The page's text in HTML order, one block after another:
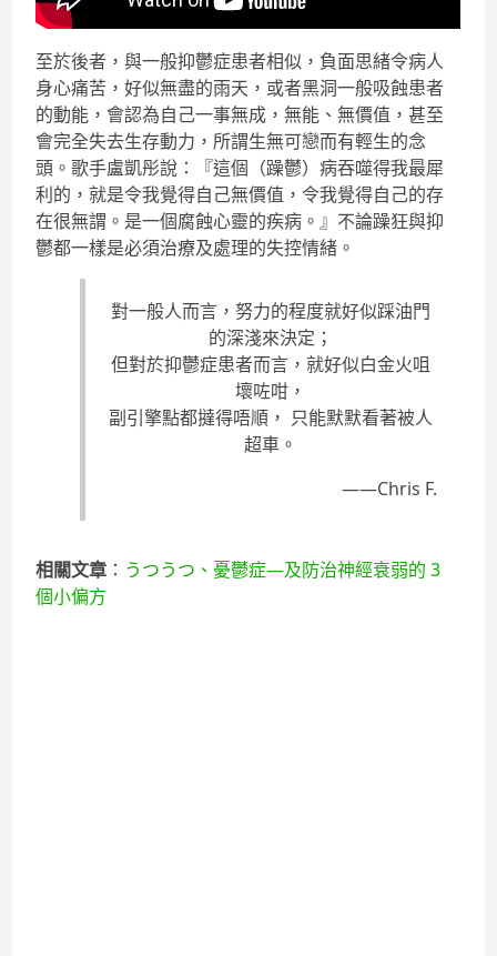
至於後者，與一般抑鬱症患者相似，負面思緒令病人
身心痛苦，好似無盡的雨天，或者黑洞一般吸蝕患者
的動能，會認為自己一事無成，無能、無價值，甚至
會完全失去生存動力，所謂生無可戀而有輕生的念
頭。歌手盧凱彤說：『這個（躁鬱）病吞噬得我最犀
利的，就是令我覺得自己無價值，令我覺得自己的存
在很無謂。是一個腐蝕心靈的疾病。』不論躁狂與抑
鬱都一樣是必須治療及處理的失控情緒。
對一般人而言，努力的程度就好似踩油門
的深淺來決定；
但對於抑鬱症患者而言，就好似白金火咀
壞咗咁，
副引擎點都撻得唔順， 只能默默看著被人
超車。
——Chris F.
相關文章 ： うつうつ、憂鬱症—及防治神經衰弱的 3
個小偏方